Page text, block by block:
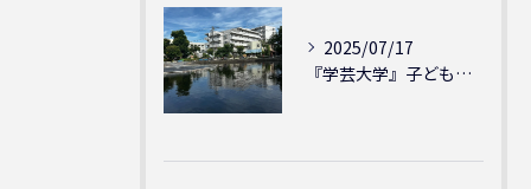
2025/07/17
『学芸大学』子どもには子どもの表現が大切！シェリー・アーツ音...